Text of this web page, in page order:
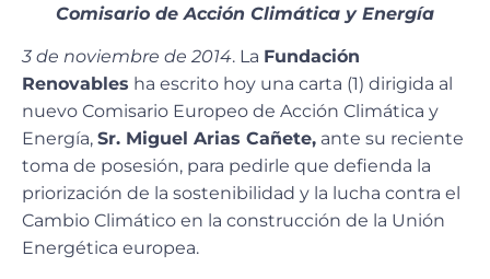
Comisario de Acción Climática y Energía
3 de noviembre de 2014. La Fundación
Renovables ha escrito hoy una carta (1) dirigida al
nuevo Comisario Europeo de Acción Climática y
Energía, Sr. Miguel Arias Cañete, ante su reciente
toma de posesión, para pedirle que defienda la
priorización de la sostenibilidad y la lucha contra el
Cambio Climático en la construcción de la Unión
Energética europea.